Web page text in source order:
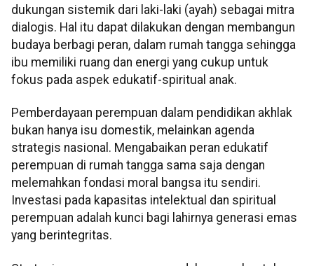
dukungan sistemik dari laki-laki (ayah) sebagai mitra
dialogis. Hal itu dapat dilakukan dengan membangun
budaya berbagi peran, dalam rumah tangga sehingga
ibu memiliki ruang dan energi yang cukup untuk
fokus pada aspek edukatif-spiritual anak.
Pemberdayaan perempuan dalam pendidikan akhlak
bukan hanya isu domestik, melainkan agenda
strategis nasional. Mengabaikan peran edukatif
perempuan di rumah tangga sama saja dengan
melemahkan fondasi moral bangsa itu sendiri.
Investasi pada kapasitas intelektual dan spiritual
perempuan adalah kunci bagi lahirnya generasi emas
yang berintegritas.